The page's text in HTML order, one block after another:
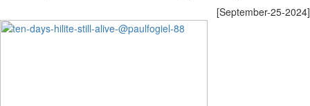
[September-25-2024]